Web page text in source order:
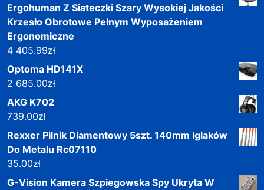
Ergohuman Z Siateczki Szary Wysokiej Jakości
Krzesło Obrotowe Pełnym Wyposażeniem
Ergonomiczne
4 405.99zł
Optoma HD141X
2 685.00zł
AKG K702
739.00zł
Rexxer Pilnik Diamentowy 5szt. 140mm Iglaków
Do Metalu Rc07110
35.00zł
G-Vision Kamera Szpiegowska Spy Ukryta W